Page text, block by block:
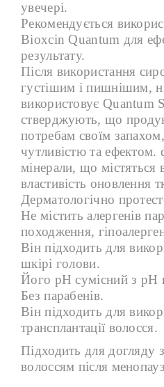
увечері.
Рекомендується
Bioxcin Quantum для
результату.
Після використання
густішим і пишнішим,
використовує Quantum
стверджують, що
потребам своїм
чутливістю та ефектом.
мінерали, що містяться
властивість оновлення
Дерматологічно
Не містить алергенів
походження,
Він підходить для
шкірі голови.
Його рН сумісний з рН
Без парабенів.
Він підходить для
трансплантації волосся.
Підходить для догляду
волоссям після